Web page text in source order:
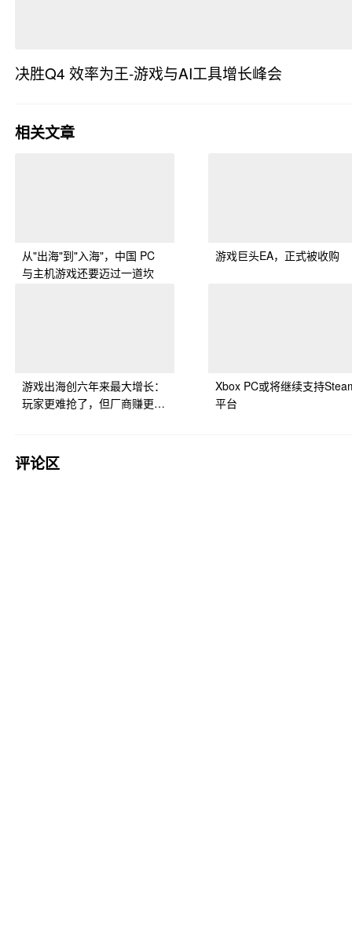
决胜Q4 效率为王-游戏与AI工具增长峰会
相关文章
从"出海"到"入海"，中国 PC
与主机游戏还要迈过一道坎
游戏巨头EA，正式被收购
游戏出海创六年来最大增长：
玩家更难抢了，但厂商赚更多
Xbox PC或将继续支持
平台
评论区